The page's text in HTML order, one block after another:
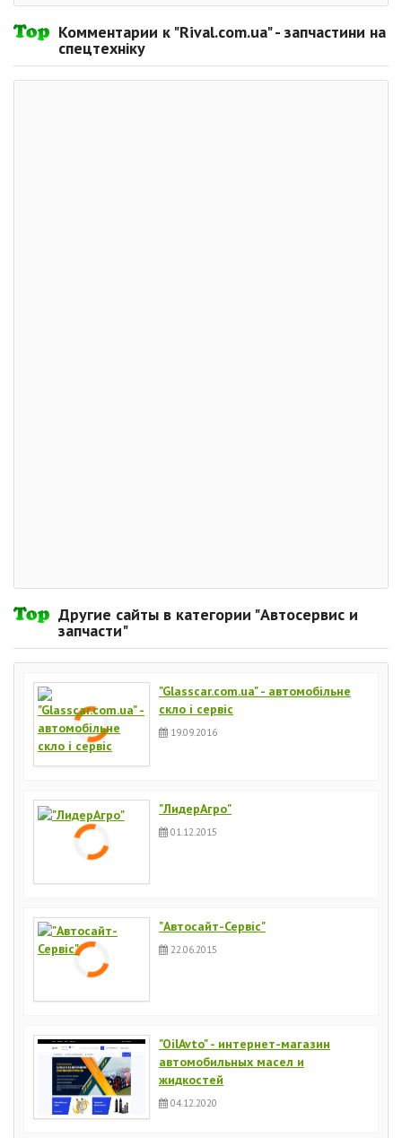
Комментарии к "Rival.com.ua" - запчастини на
спецтехніку
Другие сайты в категории "Автосервис и
запчасти"
"Glasscar.com.ua" - автомобільне
скло і сервіс
19.09.2016
"ЛидерАгро"
01.12.2015
"Автосайт-Сервіс"
22.06.2015
"OilAvto" - интернет-магазин
автомобильных масел и
жидкостей
04.12.2020